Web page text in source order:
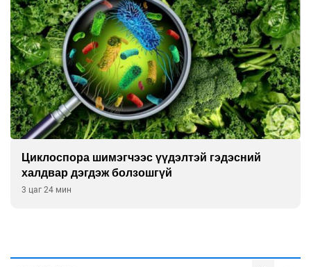
Сэтгэцийн эрүүл мэндэд “санаа тавих”
улсын хурал зохион байгуулна